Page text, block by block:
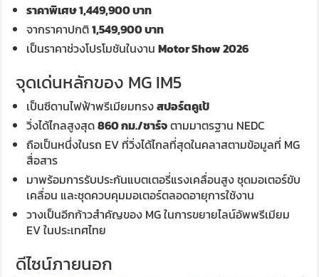
ราคาพิเศษ 1,449,900 บาท
จากราคาปกติ1,549,900 บาท
เป็นราคาช่วงโปรโมชันในงานMotor Show 2026
จุดเด่นหลักของ MG IM5
เป็นซีดานไฟฟ้าพรีเมียมทรงสปอร์ตคูเป้
วิ่งได้ไกลสูงสุด860 กม./ชาร์จตามมาตรฐาน NEDC
ถือเป็นหนึ่งในรถ EV ที่วิ่งได้ไกลที่สุดในคลาสตามข้อมูลที่ MG
สื่อสาร
มาพร้อมการรับประกันแบตเตอรี่แรงเคลื่อนสูง ชุดมอเตอร์ขับ
เคลื่อน และชุดควบคุมมอเตอร์ตลอดอายุการใช้งาน
วางเป็นอีกก้าวสำคัญของ MG ในการขยายไลน์อัพพรีเมียม
EV ในประเทศไทย
ดีไซน์ภายนอก